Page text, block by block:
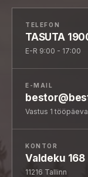
TELEFON
TASUTA
E-R 9:00 - 17:00
E-MAIL
Vastus 1
KONTOR
Valdeku 168
11216 Tallinn